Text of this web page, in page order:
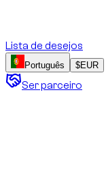
Lista de desejos
Português $EUR
Ser parceiro